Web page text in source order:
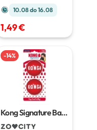
10.08 do 16.08
1,49 €
-14%
Kong Signature Balls